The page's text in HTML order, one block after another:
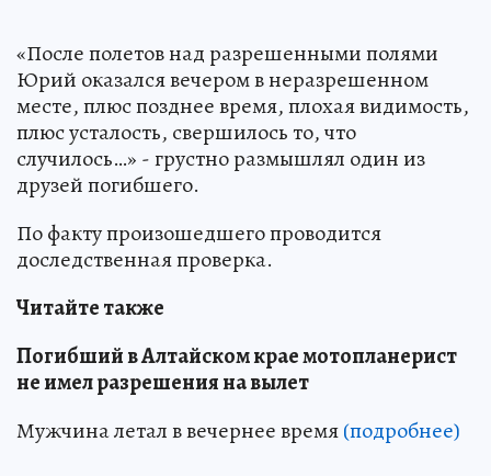
«После полетов над разрешенными полями
Юрий оказался вечером в неразрешенном
месте, плюс позднее время, плохая видимость,
плюс усталость, свершилось то, что
случилось…» - грустно размышлял один из
друзей погибшего.
По факту произошедшего проводится
доследственная проверка.
Читайте также
Погибший в Алтайском крае мотопланерист
не имел разрешения на вылет
Мужчина летал в вечернее время(подробнее)